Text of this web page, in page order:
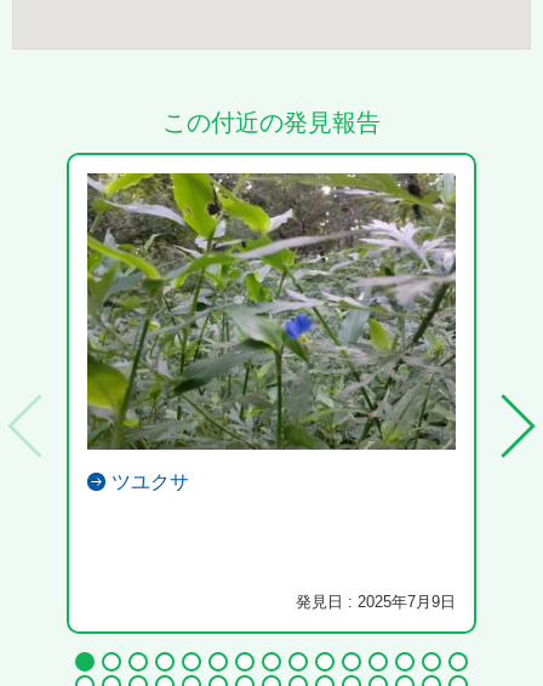
この付近の発見報告
ツユクサ
発見日 : 2025年7月9日